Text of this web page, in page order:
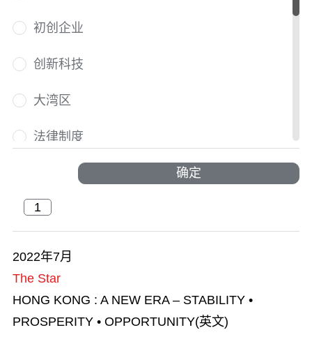
确定
初创企业
创新科技
大湾区
法律制度
国际人才荟萃
国际盛事
活力澎湃
交通及物流
2022年7月
The Star
HONG KONG : A NEW ERA – STABILITY •
PROSPERITY • OPPORTUNITY(英文)